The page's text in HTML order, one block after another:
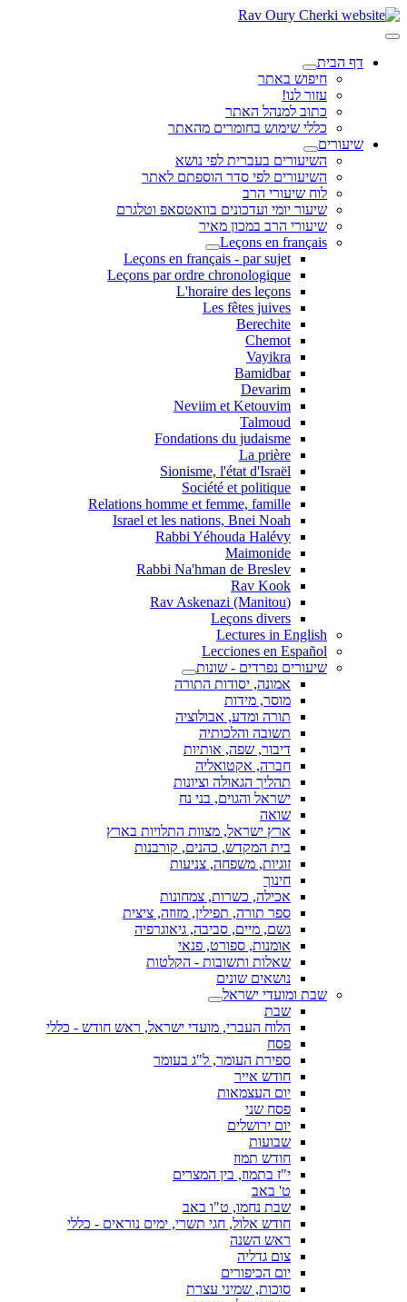
דף הבית
חיפוש באתר
עזור לנו!
כתוב למנהל האתר
כללי שימוש בחומרים מהאתר
שיעורים
השיעורים בעברית לפי נושא
השיעורים לפי סדר הוספתם לאתר
לוח שיעורי הרב
שיעור יומי ועדכונים בוואטסאפ וטלגרם
שיעורי הרב במכון מאיר
Leçons en français
Leçons en français - par sujet
Leçons par ordre chronologique
L'horaire des leçons
Les fêtes juives
Berechite
Chemot
Vayikra
Bamidbar
Devarim
Neviim et Ketouvim
Talmoud
Fondations du judaisme
La prière
Sionisme, l'état d'Israël
Société et politique
Relations homme et femme, famille
Israel et les nations, Bnei Noah
Rabbi Yéhouda Halévy
Maimonide
Rabbi Na'hman de Breslev
Rav Kook
(Rav Askenazi (Manitou
Leçons divers
Lectures in English
Lecciones en Español
שיעורים נפרדים - שונות
אמונה, יסודות התורה
מוסר, מידות
תורה ומדע, אבולוציה
תשובה והלכותיה
דיבור, שפה, אותיות
חברה, אקטואליה
תהליך הגאולה וציונות
ישראל והגוים, בני נח
שואה
ארץ ישראל, מצוות התלויות בארץ
בית המקדש, כהנים, קורבנות
זוגיות, משפחה, צניעות
חינוך
אכילה, כשרות, צמחונות
ספר תורה, תפילין, מזוזה, ציצית
גשם, מיים, סביבה, גיאוגרפיה
אומנות, ספורט, פנאי
שאלות ותשובות - הקלטות
נושאים שונים
שבת ומועדי ישראל
שבת
הלוח העברי, מועדי ישראל, ראש חודש - כללי
פסח
ספירת העומר, ל"ג בעומר
חודש אייר
יום העצמאות
פסח שני
יום ירושלים
שבועות
חודש תמוז
י"ז בתמוז, בין המצרים
ט' באב
שבת נחמו, ט"ו באב
חודש אלול, חגי תשרי, ימים נוראים - כללי
ראש השנה
צום גדליה
יום הכיפורים
סוכות, שמיני עצרת